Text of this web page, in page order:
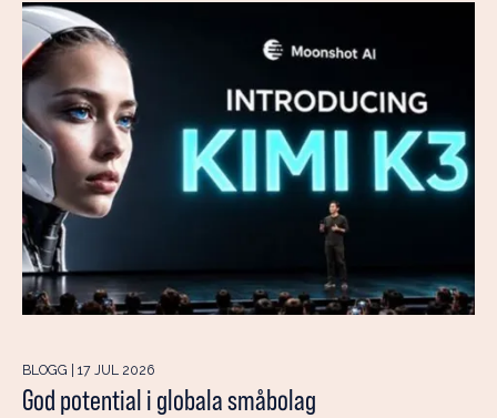
BLOGG | 17 JUL 2026
God potential i globala småbolag